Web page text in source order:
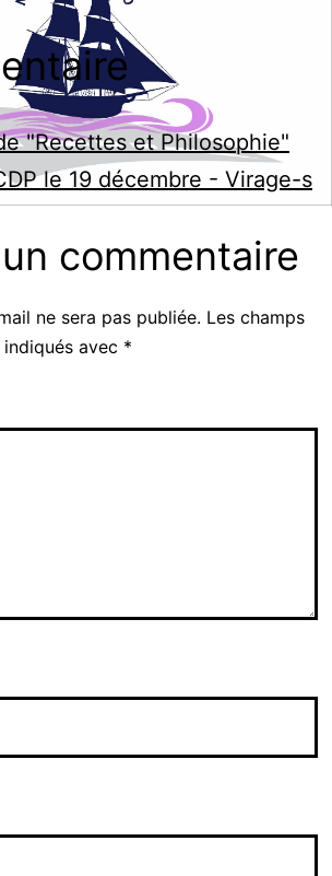
"Recettes et Philosophie"
le 19 décembre - Virage-s
commentaire
ne sera pas publiée. Les champs
avec *